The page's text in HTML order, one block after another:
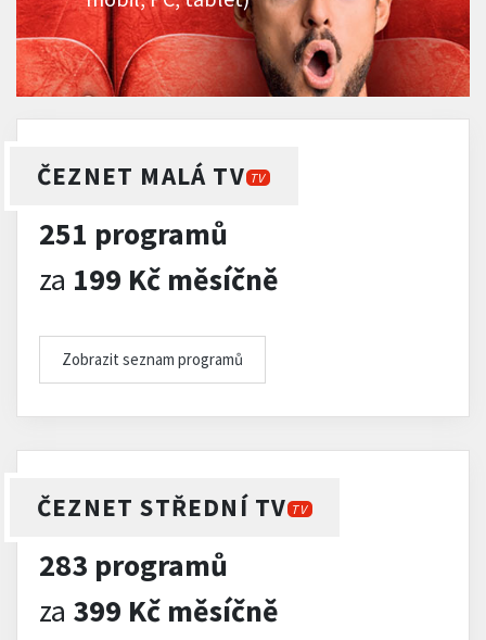
ČEZNET MALÁ TV TV
251 programů
za 199 Kč měsíčně
Zobrazit seznam programů
ČEZNET STŘEDNÍ TV TV
283 programů
za 399 Kč měsíčně